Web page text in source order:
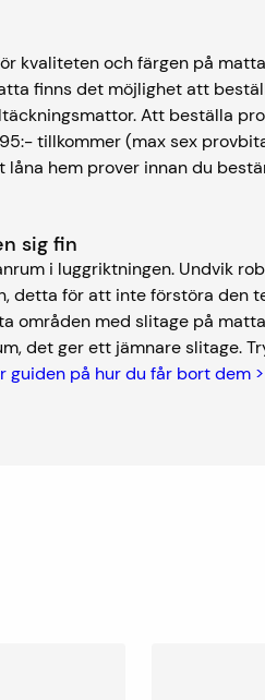
kvaliteten och färgen på
finns det möjlighet att
Att beställa
tillkommer (max sex
hem prover innan du
sig fin
i luggriktningen. Undvik
detta för att inte förstöra den
områden med slitage på
det ger ett jämnare slitage.
guiden på hur du får bort dem >